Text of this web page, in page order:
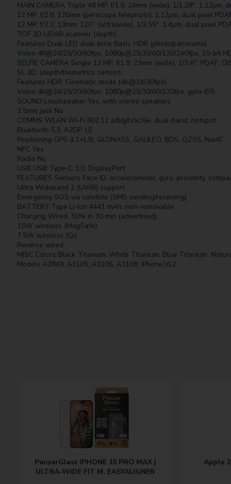
MAIN CAMERA Triple 48 MP, f/1.8, 24mm (wide), 1/1.28", 1.22µm,
12 MP, f/2.8, 120mm (periscope telephoto), 1.12µm, dual pixel
12 MP, f/2.2, 13mm, 120˚ (ultrawide), 1/2.55", 1.4µm, dual pixel
TOF 3D LiDAR scanner (depth)
Features Dual-LED dual-tone flash, HDR (photo/panorama)
Video 4K@24/25/30/60fps, 1080p@25/30/60/120/240fps, 10-bit
SELFIE CAMERA Single 12 MP, f/1.9, 23mm (wide), 1/3.6", PDAF,
SL 3D, (depth/biometrics sensor)
Features HDR, Cinematic mode (4K@24/30fps)
Video 4K@24/25/30/60fps, 1080p@25/30/60/120fps, gyro-EIS
SOUND Loudspeaker Yes, with stereo speakers
3.5mm jack No
COMMS WLAN Wi-Fi 802.11 a/b/g/n/ac/6e, dual-band, hotspot
Bluetooth 5.3, A2DP, LE
Positioning GPS (L1+L5), GLONASS, GALILEO, BDS, QZSS, NavIC
NFC Yes
Radio No
USB USB Type-C 3.0, DisplayPort
FEATURES Sensors Face ID, accelerometer, gyro, proximity,
Ultra Wideband 2 (UWB) support
Emergency SOS via satellite (SMS sending/receiving)
BATTERY Type Li-Ion 4441 mAh, non-removable
Charging Wired, 50% in 30 min (advertised)
15W wireless (MagSafe)
7.5W wireless (Qi)
Reverse wired
MISC Colors Black Titanium, White Titanium, Blue Titanium,
Models A2849, A3105, A3106, A3108, iPhone16,2
PanzerGlass IPHONE 15 PRO MAX |
ULTRA-WIDE FIT M. EASYALIGNER
Apple